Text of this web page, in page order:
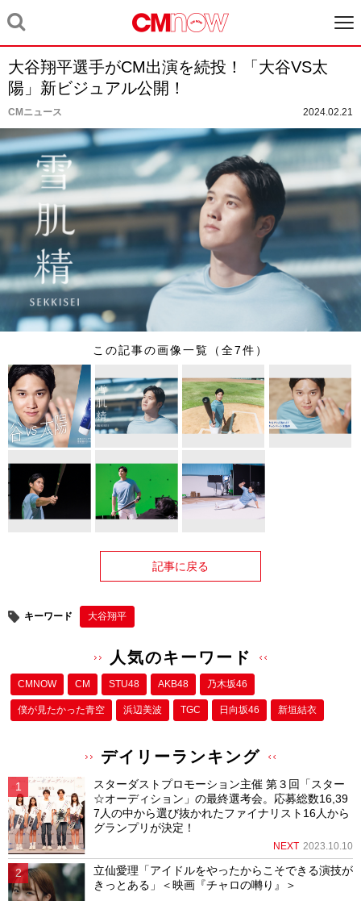
大谷翔平選手がCM出演を続投！「大谷VS太
陽」新ビジュアル公開！
CMニュース 2024.02.21
この記事の画像一覧（全7件）
記事に戻る
キーワード 大谷翔平
人気のキーワード
CMNOW CM STU48 AKB48 乃木坂46
僕が⾒たかった⻘空 浜辺美波 TGC 日向坂46 新垣結衣
デイリーランキング
スターダストプロモーション主催 第３回「スター
☆オーディション」の最終選考会。応募総数16,39
7人の中から選び抜かれたファイナリスト16人から
グランプリが決定！
NEXT 2023.10.10
立仙愛理「アイドルをやったからこそできる演技が
きっとある」＜映画『チャロの囀り』＞